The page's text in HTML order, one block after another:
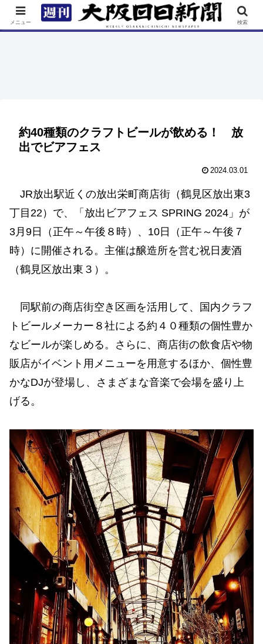
TOP 特集 ニュース 連載 街ネタ イベント
約40種類のクラフトビールが飲める！ 放
出でビアフェス
2024.03.01
JR放出駅近くの放出栄町商店街（鶴見区放出東3
丁目22）で、「放出ビアフェス SPRING 2024」が
3月9日（正午～午後８時）、10日（正午～午後７
時）に開催される。主催は醸造所を営む祝日麦酒
（鶴見区放出東３）。
同駅前の商店街空き区画を活用して、国内クラフ
トビールメーカー８社による約４０種類の個性豊か
なビールが楽しめる。さらに、商店街の飲⾷店や物
販店がイベント⽤メニューを⽤意するほか、個性豊
かなDJが登場し、さまざまな⾳楽で会場を盛り上
げる。
メニュー 検索